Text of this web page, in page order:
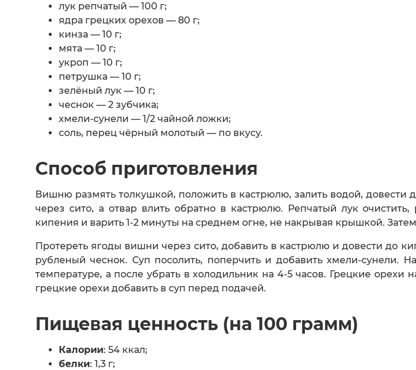
лук репчатый — 100 г;
ядра грецких орехов — 80 г;
кинза — 10 г;
мята — 10 г;
укроп — 10 г;
петрушка — 10 г;
зелёный лук — 10 г;
чеснок — 2 зубчика;
хмели-сунели — 1/2 чайной ложки;
соль, перец чёрный молотый — по вкусу.
Способ приготовления
Вишню размять толкушкой, положить в кастрюлю, залить водой,
через сито, а отвар влить обратно в кастрюлю. Репчатый лук
кипения и варить 1-2 минуты на среднем огне, не накрывая крышкой.
Протереть ягоды вишни через сито, добавить в кастрюлю и довести до
рубленый чеснок. Суп посолить, поперчить и добавить хмели-сунели.
температуре, а после убрать в холодильник на 4-5 часов. Грецкие
грецкие орехи добавить в суп перед подачей.
Пищевая ценность (на 100 грамм)
Калории: 54 ккал;
белки: 1,3 г;